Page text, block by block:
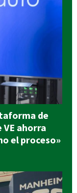
de
VE ahorra
el proceso»